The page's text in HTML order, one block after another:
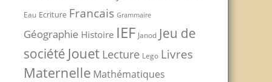
Eau Ecriture Francais Grammaire
Géographie Histoire IEF Janod Jeu de
société Jouet Lecture Lego Livres
Maternelle Mathématiques